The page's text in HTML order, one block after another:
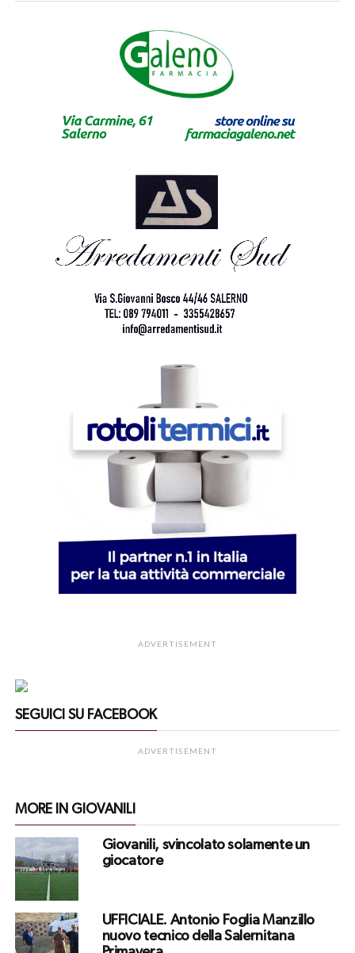
ADVERTISEMENT
SEGUICI SU FACEBOOK
ADVERTISEMENT
MORE IN GIOVANILI
Giovanili, svincolato solamente un
giocatore
UFFICIALE. Antonio Foglia Manzillo
nuovo tecnico della Salernitana